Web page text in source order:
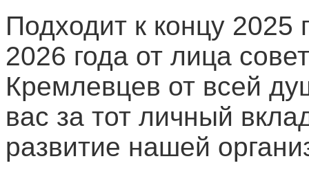
Подходит к концу 2025
2026 года от лица
Кремлевцев от всей
вас за тот личный
развитие нашей